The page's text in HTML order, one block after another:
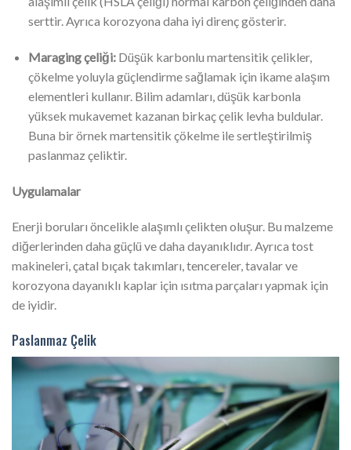
serttir. Ayrıca korozyona daha iyi direnç gösterir.
Maraging çeliği:Düşük karbonlu martensitik çelikler,
çökelme yoluyla güçlendirme sağlamak için ikame alaşım
elementleri kullanır. Bilim adamları, düşük karbonla
yüksek mukavemet kazanan birkaç çelik levha buldular.
Buna bir örnek martensitik çökelme ile sertleştirilmiş
paslanmaz çeliktir.
Uygulamalar
Enerji boruları öncelikle alaşımlı çelikten oluşur. Bu malzeme
diğerlerinden daha güçlü ve daha dayanıklıdır. Ayrıca tost
makineleri, çatal bıçak takımları, tencereler, tavalar ve
korozyona dayanıklı kaplar için ısıtma parçaları yapmak için
de iyidir.
Paslanmaz Çelik